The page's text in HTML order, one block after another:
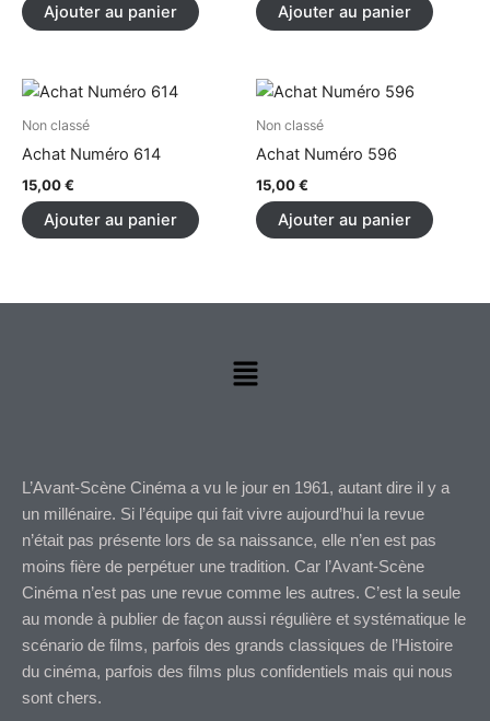
Ajouter au panier Ajouter au panier
Non classé
Achat Numéro 614
15,00€
Ajouter au panier
Non classé
Achat Numéro 596
15,00€
Ajouter au panier
Menu
L’Avant-Scène Cinéma a vu le jour en 1961, autant dire il y a
un millénaire. Si l’équipe qui fait vivre aujourd’hui la revue
n’était pas présente lors de sa naissance, elle n’en est pas
moins fière de perpétuer une tradition. Car l’Avant-Scène
Cinéma n’est pas une revue comme les autres. C’est la seule
au monde à publier de façon aussi régulière et systématique le
scénario de films, parfois des grands classiques de l’Histoire
du cinéma, parfois des films plus confidentiels mais qui nous
sont chers.